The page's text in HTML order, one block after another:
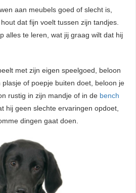
aan meubels goed of slecht is,
dat fijn voelt tussen zijn tandjes.
alles te leren, wat jij graag wilt dat hij
met zijn eigen speelgoed, beloon
of poepje buiten doet, beloon je
rustig in zijn mandje of in de bench
hij geen slechte ervaringen opdoet,
dingen gaat doen.